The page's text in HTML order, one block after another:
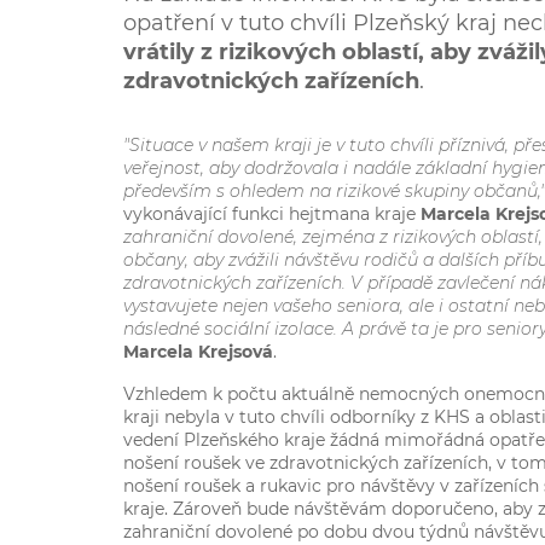
opatření v tuto chvíli Plzeňský kraj
vrátily z rizikových oblastí, aby
zdravotnických zařízeních.
"Situace v našem kraji je v tuto chvíli příznivá,
veřejnost, aby dodržovala i nadále základní
především s ohledem na rizikové skupiny občanů,"
vykonávající funkci hejtmana kraje Marcela
zahraniční dovolené, zejména z rizikových
občany, aby zvážili návštěvu rodičů a dalších
zdravotnických zařízeních. V případě zavlečení
vystavujete nejen vašeho seniora, ale i ostatní
následné sociální izolace. A právě ta je pro
Marcela Krejsová.
Vzhledem k počtu aktuálně nemocných
kraji nebyla v tuto chvíli odborníky z KHS a
vedení Plzeňského kraje žádná mimořádná
nošení roušek ve zdravotnických zařízeních, v
nošení roušek a rukavic pro návštěvy v
kraje. Zároveň bude návštěvám doporučeno, aby
zahraniční dovolené po dobu dvou týdnů